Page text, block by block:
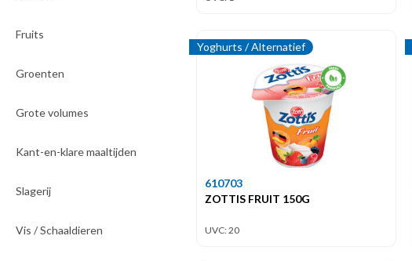
Fruits
Groenten
Grote volumes
Kant-en-klare maaltijden
Slagerij
Vis / Schaaldieren
Yoghurts / Alternatief
610703
ZOTTIS FRUIT 150G
UVC: 20